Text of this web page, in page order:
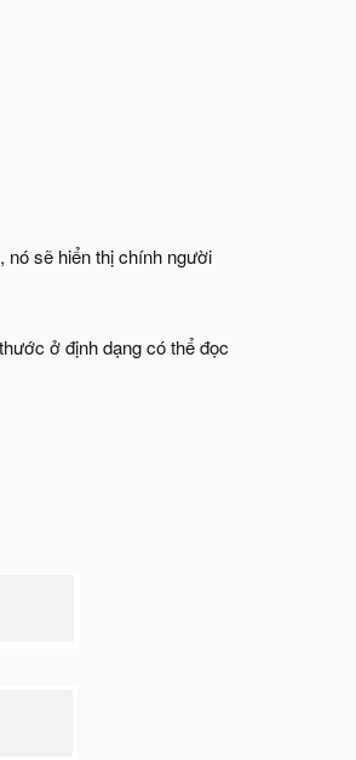
sẽ hiển thị chính người
ở định dạng có thể đọc